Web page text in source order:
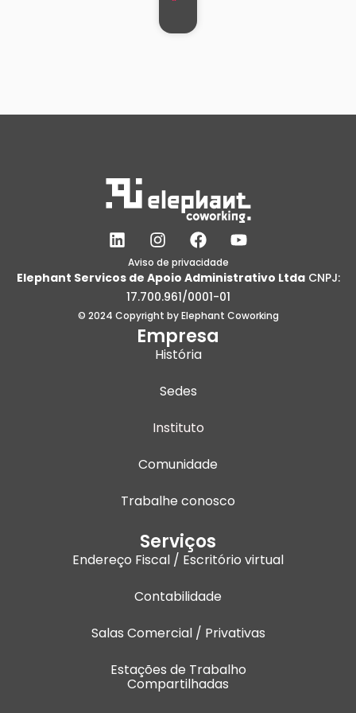
L
i
k
d
I
n
s
t
a
g
r
a
m
F
a
c
e
b
o
o
k
Y
o
t
b
Aviso de privacidade
Elephant Servicos de Apoio Administrativo LtdaCNPJ:
17.700.961/0001-01
© 2024 Copyright by Elephant Coworking
Empresa
História
Sedes
Instituto
Comunidade
Trabalhe conosco
Serviços
Endereço Fiscal / Escritório virtual
Contabilidade
Salas Comercial / Privativas
Estações de Trabalho
Compartilhadas